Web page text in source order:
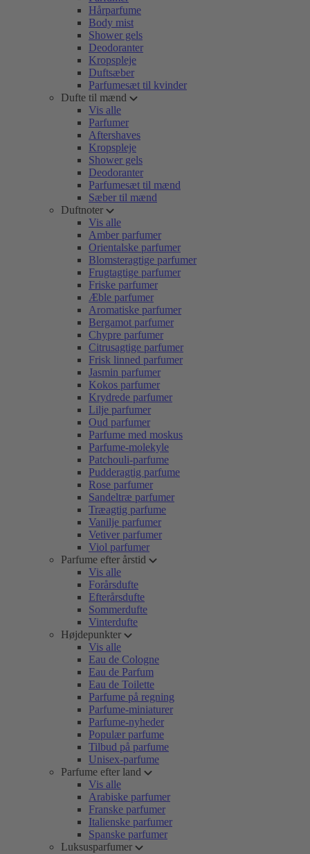
Hårparfume
Body mist
Shower gels
Deodoranter
Kropspleje
Duftsæber
Parfumesæt til kvinder
Dufte til mænd
Vis alle
Parfumer
Aftershaves
Kropspleje
Shower gels
Deodoranter
Parfumesæt til mænd
Sæber til mænd
Duftnoter
Vis alle
Amber parfumer
Orientalske parfumer
Blomsteragtige parfumer
Frugtagtige parfumer
Friske parfumer
Æble parfumer
Aromatiske parfumer
Bergamot parfumer
Chypre parfumer
Citrusagtige parfumer
Frisk linned parfumer
Jasmin parfumer
Kokos parfumer
Krydrede parfumer
Lilje parfumer
Oud parfumer
Parfume med moskus
Parfume-molekyle
Patchouli-parfume
Pudderagtig parfume
Rose parfumer
Sandeltræ parfumer
Træagtig parfume
Vanilje parfumer
Vetiver parfumer
Viol parfumer
Parfume efter årstid
Vis alle
Forårsdufte
Efterårsdufte
Sommerdufte
Vinterdufte
Højdepunkter
Vis alle
Eau de Cologne
Eau de Parfum
Eau de Toilette
Parfume på regning
Parfume-miniaturer
Parfume-nyheder
Populær parfume
Tilbud på parfume
Unisex-parfume
Parfume efter land
Vis alle
Arabiske parfumer
Franske parfumer
Italienske parfumer
Spanske parfumer
Luksusparfumer